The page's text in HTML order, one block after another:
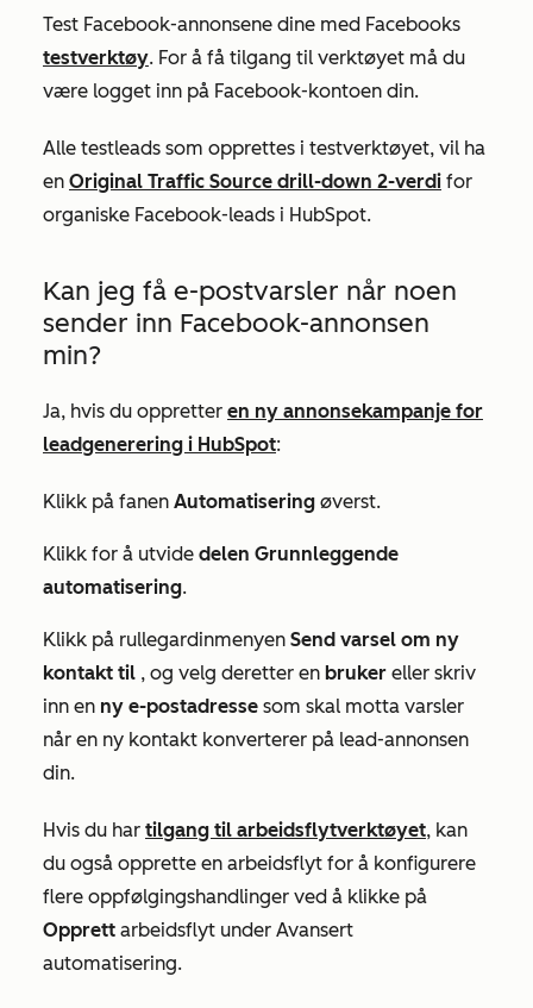
Test Facebook-annonsene dine med Facebooks
testverktøy. For å få tilgang til verktøyet må du
være logget inn på Facebook-kontoen din.
Alle testleads som opprettes i testverktøyet, vil ha
en Original Traffic Source drill-down 2-verdi for
organiske Facebook-leads i HubSpot.
Kan jeg få e-postvarsler når noen
sender inn Facebook-annonsen
min?
Ja, hvis du oppretter en ny annonsekampanje for
leadgenerering i HubSpot:
Klikk på fanen Automatisering øverst.
Klikk for å utvide delen Grunnleggende
automatisering.
Klikk på rullegardinmenyen Send varsel om ny
kontakt til , og velg deretter en bruker eller skriv
inn en ny e-postadresse som skal motta varsler
når en ny kontakt konverterer på lead-annonsen
din.
Hvis du har tilgang til arbeidsflytverktøyet, kan
du også opprette en arbeidsflyt for å konfigurere
flere oppfølgingshandlinger ved å klikke på
Opprett arbeidsflyt under Avansert
automatisering.